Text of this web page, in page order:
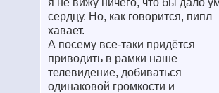
я не вижу ничего, что бы дало
сердцу. Но, как говорится, пипл
хавает.
А посему все-таки придётся
приводить в рамки наше
телевидение, добиваться
одинаковой громкости и